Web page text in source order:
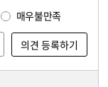
매우불만족